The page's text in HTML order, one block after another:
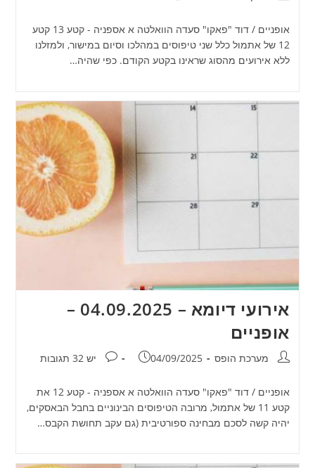
אופניים / דוד "פאקו" סעדה הוואלטה א אספניה - קטע 13 קטע
12 של אתמול כלל שני טיפוסים במהלכו וסיום במישור, ולמזלנו
ללא אירועים מהסוג שראינו בקטע הקודם. כפי שהיה…
אירועי דיומא – 04.09.2025 –
אופניים
מחבר:מערכת הופס פורסם:
04/09/2025 תגובות:
יש 32 תגובות
אופניים / דוד "פאקו" סעדה הוואלטה א אספניה - קטע 12 את
קטע 11 של אתמול, מרובה הטיפוסים הבינוניים בחבל הבאסקים,
יהיה קשה לסכם מבחינה ספורטיבית (גם עקב תחושת הקבס…